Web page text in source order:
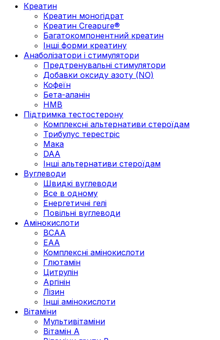
Креатин
Креатин моногідрат
Креатин Creapure®
Багатокомпонентний креатин
Інші форми креатину
Анаболізатори і стимулятори
Предтренувальні стимулятори
Добавки оксиду азоту (NO)
Кофеїн
Бета-аланін
HMB
Підтримка тестостерону
Комплексні альтернативи стероїдам
Трибулус терестріс
Мака
DAA
Інші альтернативи стероїдам
Вуглеводи
Швидкі вуглеводи
Все в одному
Енергетичні гелі
Повільні вуглеводи
Амінокислоти
BCAA
EAA
Комплексні амінокислоти
Глютамін
Цитрулін
Аргінін
Лізин
Інші амінокислоти
Вітаміни
Мультивітаміни
Вітамін А